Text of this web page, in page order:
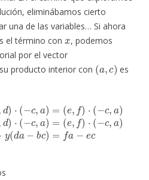
eliminábamos cierto
una de las variables… Si ahora
el término con
x
, podemos
por el vector
producto interior con
(a )
es
a) (e )⋅ −c ⇒ (b d) − ,a
y da b c)= −e c